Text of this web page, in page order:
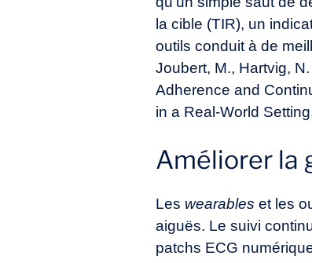
la cible (TIR), un
outils conduit à de
Joubert, M., Hartvig,
Adherence and
in a Real-World
Améliorer la
Les wearables et les
aiguës. Le suivi
patchs ECG